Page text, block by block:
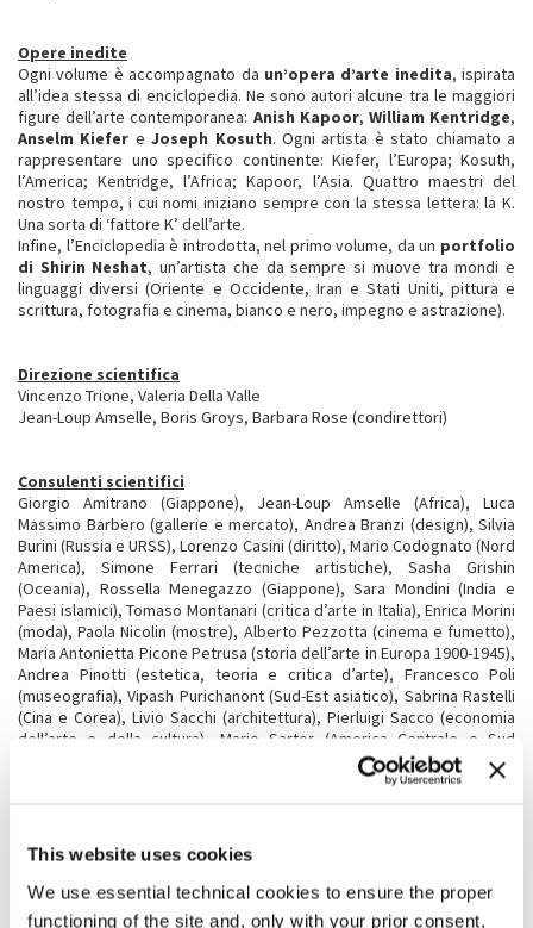
This website uses cookies
We use essential technical cookies to ensure the proper
functioning of the site and, only with your prior consent,
Opere inedite
Ogni volume è accompagnato da un’opera d’arte inedita, ispirata
all’idea stessa di enciclopedia. Ne sono autori alcune tra le maggiori
figure dell’arte contemporanea: Anish Kapoor, William Kentridge,
Anselm Kiefer eJoseph Kosuth. Ogni artista è stato chiamato a
rappresentare uno specifico continente: Kiefer, l’Europa; Kosuth,
l’America; Kentridge, l’Africa; Kapoor, l’Asia. Quattro maestri del
nostro tempo, i cui nomi iniziano sempre con la stessa lettera: la K.
Una sorta di ‘fattore K’ dell’arte.
Infine, l’Enciclopedia è introdotta, nel primo volume, da un portfolio
di Shirin Neshat, un’artista che da sempre si muove tra mondi e
linguaggi diversi (Oriente e Occidente, Iran e Stati Uniti, pittura e
scrittura, fotografia e cinema, bianco e nero, impegno e astrazione).
Direzione scientifica
Vincenzo Trione, Valeria Della Valle
Jean-Loup Amselle, Boris Groys, Barbara Rose (condirettori)
Consulenti scientifici
Giorgio Amitrano (Giappone), Jean-Loup Amselle (Africa), Luca
Massimo Barbero (gallerie e mercato), Andrea Branzi (design), Silvia
Burini (Russia e URSS), Lorenzo Casini (diritto), Mario Codognato (Nord
America), Simone Ferrari (tecniche artistiche), Sasha Grishin
(Oceania), Rossella Menegazzo (Giappone), Sara Mondini (India e
Paesi islamici), Tomaso Montanari (critica d’arte in Italia), Enrica Morini
(moda), Paola Nicolin (mostre), Alberto Pezzotta (cinema e fumetto),
Maria Antonietta Picone Petrusa (storia dell’arte in Europa 1900-1945),
Andrea Pinotti (estetica, teoria e critica d’arte), Francesco Poli
(museografia), Vipash Purichanont (Sud-Est asiatico), Sabrina Rastelli
(Cina e Corea), Livio Sacchi (architettura), Pierluigi Sacco (economia
dell’arte e della cultura), Mario Sartor (America Centrale e Sud
America), Roberta Valtorta (fotografia, grafica, pubblicità).
Jean-Loup Amselle; Luca Massimo Barbero; Renato Barilli; Stefano
Bartezzaghi; Fabio Benzi; Marco Biraghi; Francesco Casetti; Lorenzo
Casini; Maria Luisa Catoni; Antonio Costa; Danilo Eccher; Michele
Emmer; Maurizio Ferraris; Massimo Fusillo; Paolo Giordano; Sofia